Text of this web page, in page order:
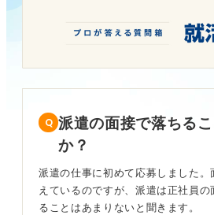
派遣の面接で落ちる
か？
派遣の仕事に初めて応募しました
えているのですが、派遣は正社員
ることはあまりないと聞きます。